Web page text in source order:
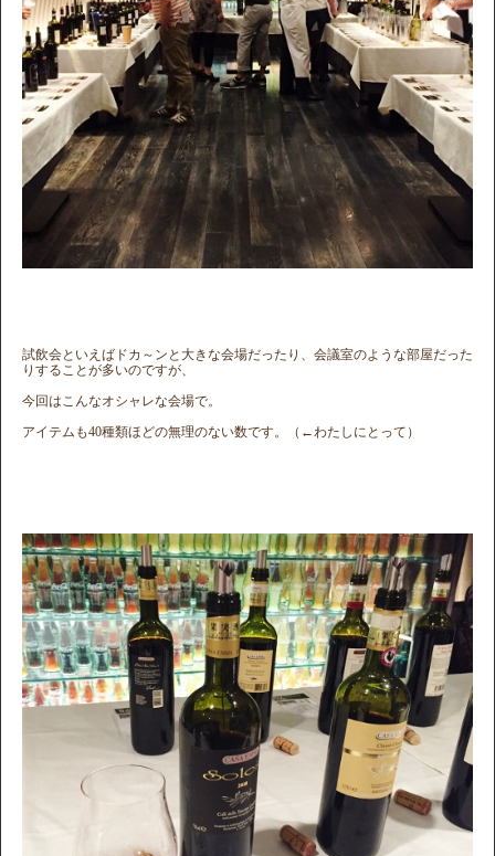
試飲会といえばドカ～ンと大きな会場だったり、会議室のような部屋だった
りすることが多いのですが、
今回はこんなオシャレな会場で。
アイテムも40種類ほどの無理のない数です。（←わたしにとって）